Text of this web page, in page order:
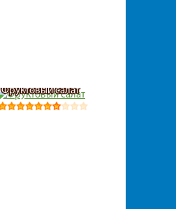
Фруктовый салат